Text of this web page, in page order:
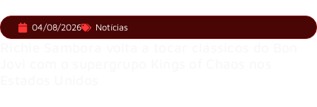
04/08/2026 Notícias